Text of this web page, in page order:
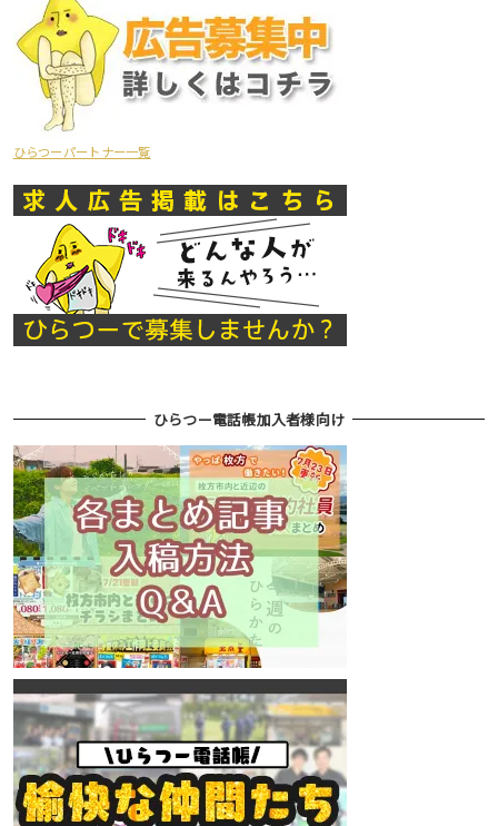
ひらつーパートナー一覧
ひらつー電話帳加入者様向け